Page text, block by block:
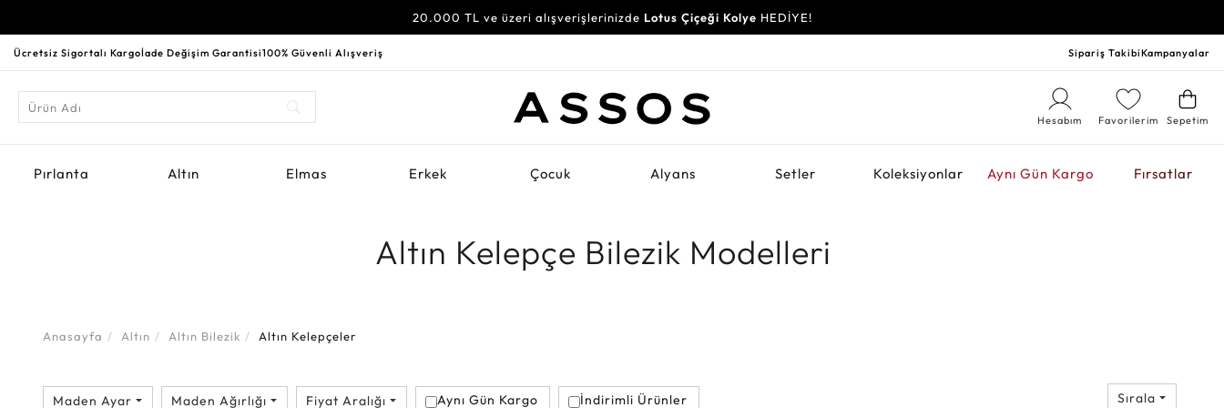
20.000 TL ve üzeri alışverişlerinizde Lotus Çiçeği Kolye HEDİYE!
Ücretsiz Sigortalı Kargoİade Değişim Garantisi100% Güvenli Alışveriş Sipariş TakibiKampanyalar
Sepetim
Favorilerim
Hesabım
Pırlanta Altın Elmas Erkek Çocuk Alyans Setler Koleksiyonlar Aynı Gün Kargo Fırsatlar
Altın Kelepçe Bilezik Modelleri
Anasayfa Altın Altın Bilezik Altın Kelepçeler
Sırala
Maden Ayar Maden Ağırlığı Fiyat Aralığı Aynı Gün Kargo İndirimli Ürünler